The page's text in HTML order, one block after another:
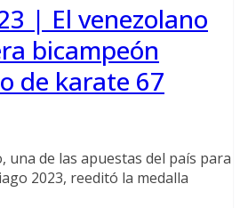
| El venezolano
bicampeón
de karate 67
una de las apuestas del país para
2023, reeditó la medalla